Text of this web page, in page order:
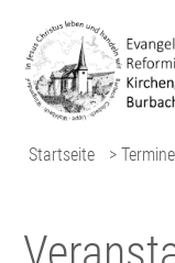
Startseite > Termine